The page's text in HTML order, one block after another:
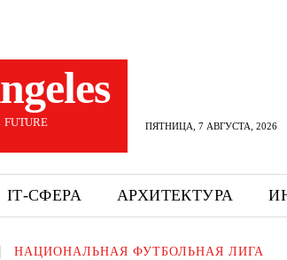
ПЯТНИЦА, 7 АВГУСТА, 2026
ІТ-СФЕРА АРХИТЕКТУРА
НАЦИОНАЛЬНАЯ ФУТБОЛЬНАЯ ЛИГА